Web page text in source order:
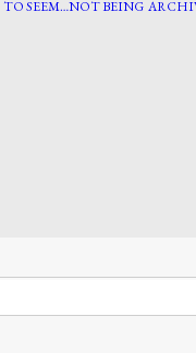
TO SEEM…NOT BEING